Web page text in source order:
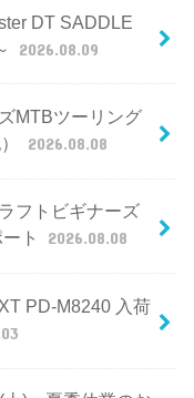
DT SADDLE
2026.08.09
MTBツーリング
2026.08.08
フトビギナーズ
ト
2026.08.08
PD-M8240 入荷